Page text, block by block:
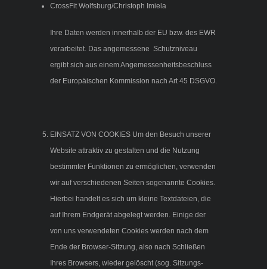
CrossFit Wolfsburg/Christoph Imiela
Ihre Daten werden innerhalb der EU bzw. des EWR
verarbeitet. Das angemessene Schutzniveau
ergibt sich aus einem Angemessenheitsbeschluss
der Europäischen Kommission nach Art 45 DSGVO.
EINSATZ VON COOKIES Um den Besuch unserer
Website attraktiv zu gestalten und die Nutzung
bestimmter Funktionen zu ermöglichen, verwenden
wir auf verschiedenen Seiten sogenannte Cookies.
Hierbei handelt es sich um kleine Textdateien, die
auf Ihrem Endgerät abgelegt werden. Einige der
von uns verwendeten Cookies werden nach dem
Ende der Browser-Sitzung, also nach Schließen
Ihres Browsers, wieder gelöscht (sog. Sitzungs-